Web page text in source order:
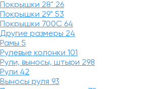
Покрышки 28" 26
Покрышки 29" 53
Покрышки 700C 64
Другие размеры 24
Рамы 5
Рулевые колонки 101
Рули, выносы, штыри 298
Рули 42
Выносы руля 93